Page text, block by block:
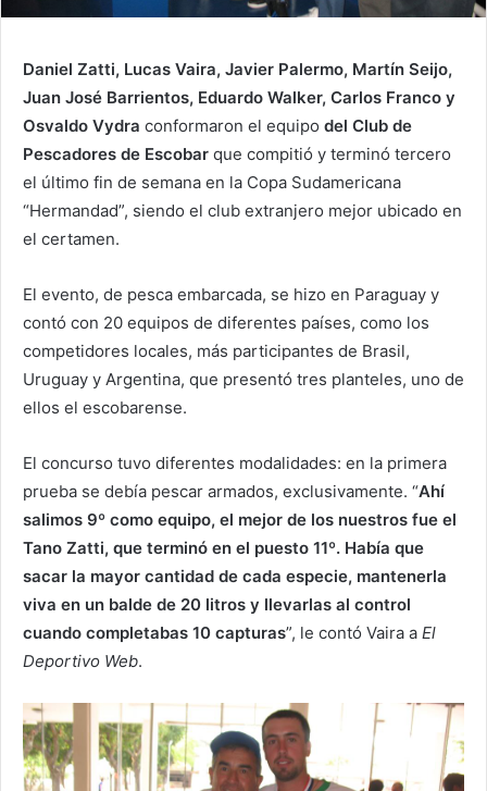
Daniel Zatti, Lucas Vaira, Javier Palermo, Martín Seijo,
Juan José Barrientos, Eduardo Walker, Carlos Franco y
Osvaldo Vydra conformaron el equipo del Club de
Pescadores de Escobar que compitió y terminó tercero
el último fin de semana en la Copa Sudamericana
“Hermandad”, siendo el club extranjero mejor ubicado en
el certamen.
El evento, de pesca embarcada, se hizo en Paraguay y
contó con 20 equipos de diferentes países, como los
competidores locales, más participantes de Brasil,
Uruguay y Argentina, que presentó tres planteles, uno de
ellos el escobarense.
El concurso tuvo diferentes modalidades: en la primera
prueba se debía pescar armados, exclusivamente. “Ahí
salimos 9º como equipo, el mejor de los nuestros fue el
Tano Zatti, que terminó en el puesto 11º. Había que
sacar la mayor cantidad de cada especie, mantenerla
viva en un balde de 20 litros y llevarlas al control
cuando completabas 10 capturas”, le contó Vaira a El
Deportivo Web.